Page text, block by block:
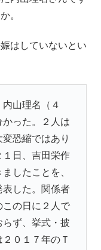
。
はしていないとい
山理名（４
かった。２人は
恐縮ではあり
１日、吉田栄作
したことを、
表した。関係者
この日に２人で
ず、挙式・披
０１７年のＴ